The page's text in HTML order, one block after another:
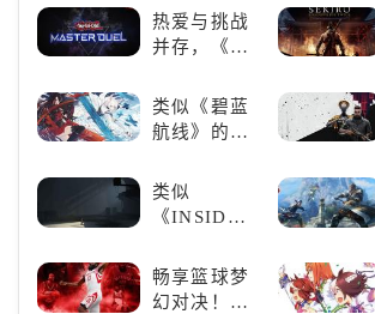
游为何能俘
获玩家心？
热爱与挑战
并存，《游
决斗》，牌
佬都爱玩的
游戏是啥
类似《碧蓝
航线》的养
养成你的梦
想！
类似
《INSIDE》
戏！快动起
你的小脑筋
畅享篮球梦
幻对决！